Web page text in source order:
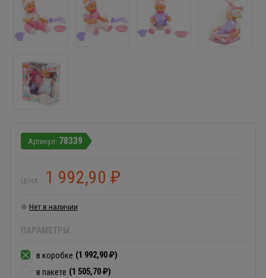
78339
ЦЕНА: 1 992,90 ₽
Нет в наличии
ПАРАМЕТРЫ
в коробке (1 992,90 ₽)
в пакете (1 505,70 ₽)